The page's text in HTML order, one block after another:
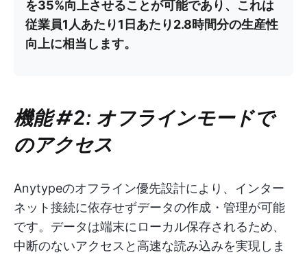
を35%向上させることが可能であり、これは
従業員1人あたり1日あたり2.8時間分の生産性
向上に相当します。
機能 #2: オフラインモードで
のアクセス
Anytypeのオフライン優先設計により、インター
ネット接続に依存せずデータの作成・管理が可能
です。データは端末にローカル保存されるため、
中断のないアクセスと高速な読み込みを実現しま